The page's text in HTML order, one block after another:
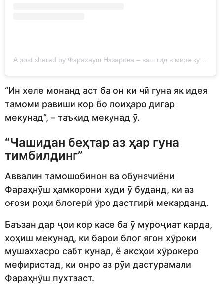
A post shared by Фарахнуш Назарова – ваш гид в мире кулинарии (@faramateo.food.blog)
“Ин хеле монанд аст ба он ки чӣ гуна як идея
тамоми равиши кор бо лоиҳаро дигар
мекунад”, – таъкид мекунад ӯ.
“Чашидан беҳтар аз ҳар гуна
тимбилдинг”
Аввалин тамошобинон ва обуначиёни
Фараҳнӯш ҳамкорони худи ӯ буданд, ки аз
оғози роҳи блогерӣ ӯро дастгирӣ мекарданд.
Баъзан дар ҷои кор касе ба ӯ муроҷиат карда,
хоҳиш мекунад, ки барои блог ягон хӯроки
мушаххасро сабт кунад, ё аксҳои хӯрокеро
мефиристад, ки онро аз рӯи дастурамали
Фараҳнӯш пухтааст.